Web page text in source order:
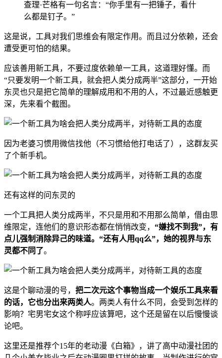
查理·芒格有一句名言：“你手里有一把锤子，看什
么都是钉子。”
这是说，工具对我们思维会有限定作用。而且过分依赖，还会
遭受更可怕的结果。
应该善用新工具，不要过度依赖单一工具，这道理好懂。而
“只要发明一个新工具，就会把人类分成两半”这部分，一开始
东灵也只是把它简单的理解成用和不用的人，不过最近感触更
深，先来看个截图。
因为老婆习惯用微信找他（不习惯给他打电话了），这群友买
了个新手机。
还有这样的问东灵的
一个工具把人类分成两半，不只是用和不用那么简单，借由思
维限定，连他们的意识形态都在悄悄改变， “嫌找不到我”，有
点儿强制消除异己的味道。“还有人用qq么”，她的视界与东
灵都不同了。
这是个聊动漫的号， 把二次元这个事物当成一个娱乐工具来看
的话，它也分出来两类人。两类人有什么不同，会受到怎样的
影响？宅男宅女这个称呼应该算吧，这个还是留在以后慢慢谈
论吧。
这里还是推荐个15年的老动漫《白箱》，讲了高中动漫社团的